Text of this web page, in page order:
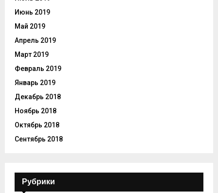
Июнь 2019
Май 2019
Апрель 2019
Март 2019
Февраль 2019
Январь 2019
Декабрь 2018
Ноябрь 2018
Октябрь 2018
Сентябрь 2018
Рубрики